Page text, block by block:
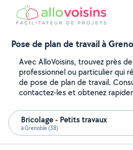
Pose de plan de travail à
Avec AlloVoisins, trouvez près
professionnel ou particulier qui
de pose de plan de travail.
contactez-les et obtenez
Bricolage - Petits travaux
à Grenoble (38)